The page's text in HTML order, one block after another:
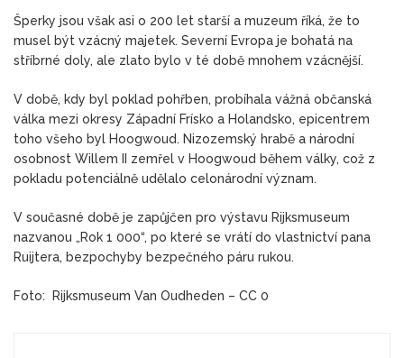
Šperky jsou však asi o 200 let starší a muzeum říká, že to
musel být vzácný majetek. Severní Evropa je bohatá na
stříbrné doly, ale zlato bylo v té době mnohem vzácnější.
V době, kdy byl poklad pohřben, probíhala vážná občanská
válka mezi okresy Západní Frísko a Holandsko, epicentrem
toho všeho byl Hoogwoud. Nizozemský hrabě a národní
osobnost Willem II zemřel v Hoogwoud během války, což z
pokladu potenciálně udělalo celonárodní význam.
V současné době je zapůjčen pro výstavu Rijksmuseum
nazvanou „Rok 1 000“, po které se vrátí do vlastnictví pana
Ruijtera, bezpochyby bezpečného páru rukou.
Foto: Rijksmuseum Van Oudheden – CC 0